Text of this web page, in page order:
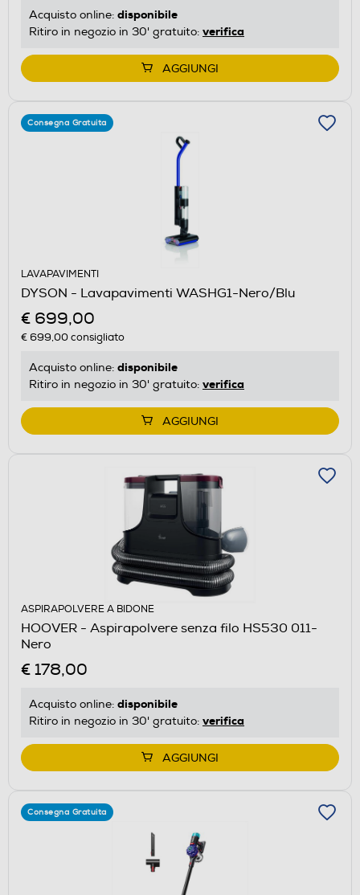
Acquisto online: disponibile
Ritiro in negozio in 30' gratuito: verifica
AGGIUNGI
Consegna Gratuita
LAVAPAVIMENTI
DYSON - Lavapavimenti WASHG1-Nero/Blu
€ 699,00
€ 699,00consigliato
Acquisto online: disponibile
Ritiro in negozio in 30' gratuito: verifica
AGGIUNGI
ASPIRAPOLVERE A BIDONE
HOOVER - Aspirapolvere senza filo HS530 011-
Nero
€ 178,00
Acquisto online: disponibile
Ritiro in negozio in 30' gratuito: verifica
AGGIUNGI
Consegna Gratuita